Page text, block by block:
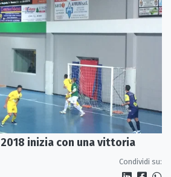
inizia con una vittoria
Condividi su: